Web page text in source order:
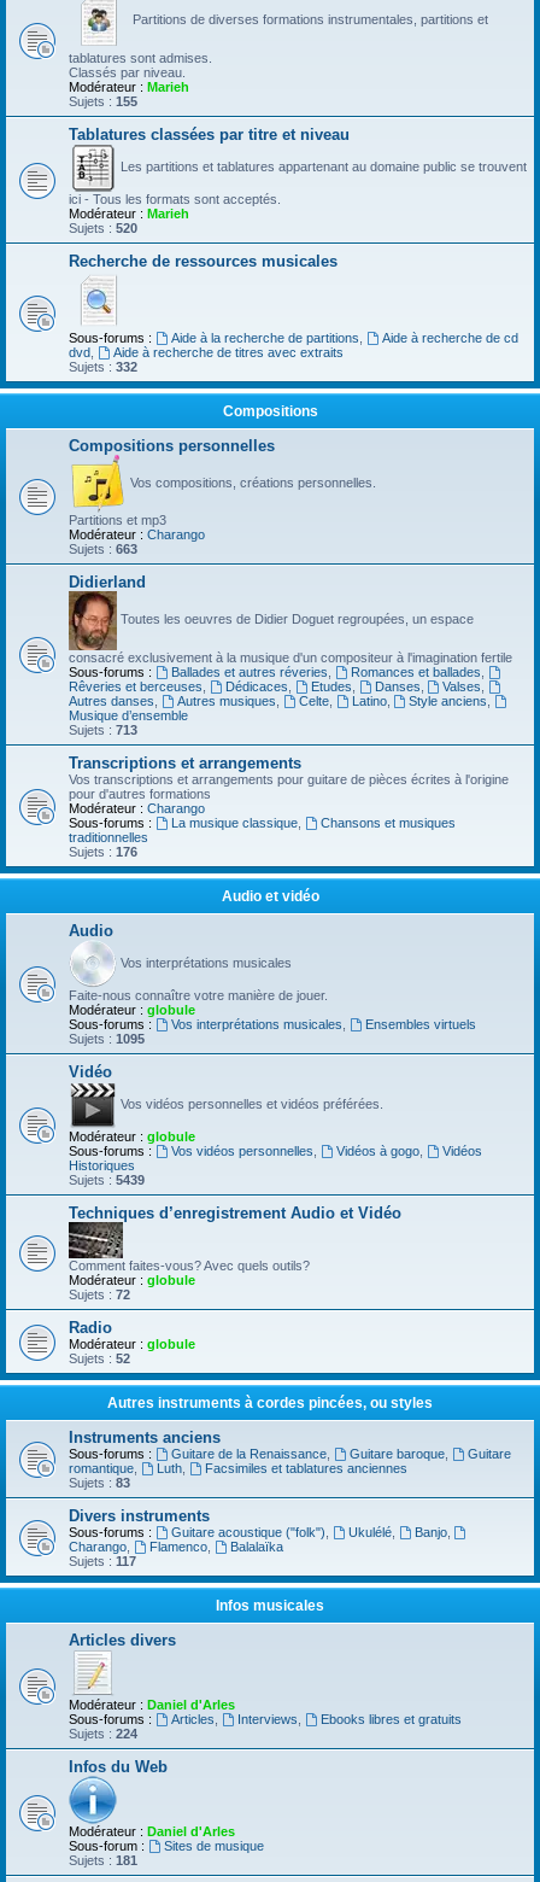
Partitions de diverses formations instrumentales, partitions et
tablatures sont admises.
Classés par niveau.
Modérateur : Marieh
Sujets : 155
Tablatures classées par titre et niveau
Les partitions et tablatures appartenant au domaine public se trouvent
ici - Tous les formats sont acceptés.
Modérateur : Marieh
Sujets : 520
Recherche de ressources musicales
Sous-forums : Aide à la recherche de partitions
Aide à recherche de cd
dvd
Aide à recherche de titres avec extraits
Sujets : 332
Compositions
Compositions personnelles
Vos compositions, créations personnelles.
Partitions et mp3
Modérateur : Charango
Sujets : 663
Didierland
Toutes les oeuvres de Didier Doguet regroupées, un espace
consacré exclusivement à la musique d'un compositeur à l'imagination fertile
Sous-forums :
Ballades et autres réveries Romances et ballades
Rêveries et berceuses
Dédicaces Etudes Danses Valses
Autres danses
Autres musiques Celte, Latino, Style anciens
Musique d’ensemble
Sujets : 713
Transcriptions et arrangements
Vos transcriptions et arrangements pour guitare de pièces écrites à l'origine
pour d'autres formations
Modérateur : Charango
Sous-forums :
La musique classique,
Chansons et musiques
traditionnelles
Sujets : 176
Audio et vidéo
Audio
Vos interprétations musicales
Faite-nous connaître votre manière de jouer.
Modérateur : globule
Sous-forums :
Vos interprétations musicales
Ensembles virtuels
Sujets : 1095
Vidéo
Vos vidéos personnelles et vidéos préférées.
Modérateur : globule
Sous-forums :
Vos vidéos personnelles Vidéos à gogo,
Vidéos
Historiques
Sujets : 5439
Techniques d’enregistrement Audio et Vidéo
Comment faites-vous? Avec quels outils?
Modérateur : globule
Sujets : 72
Radio
Modérateur : globule
Sujets : 52
Autres instruments à cordes pincées, ou styles
Instruments anciens
Sous-forums : Guitare de la Renaissance, Guitare baroque,
Guitare
romantique
Luth,
Facsimiles et tablatures anciennes
Sujets : 83
Divers instruments
Sous-forums : Guitare acoustique ("folk") Ukulélé, Banjo,
Charango
Flamenco,
Balalaïka
Sujets : 117
Infos musicales
Articles divers
Modérateur : Daniel d'Arles
Sous-forums :
Articles Interviews
Ebooks libres et gratuits
Sujets : 224
Infos du Web
Modérateur : Daniel d'Arles
Sous-forum :
Sites de musique
Sujets : 181